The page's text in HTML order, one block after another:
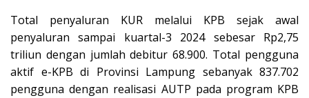
Total penyaluran KUR melalui KPB sejak awal
penyaluran sampai kuartal-3 2024 sebesar Rp2,75
triliun dengan jumlah debitur 68.900. Total pengguna
aktif e-KPB di Provinsi Lampung sebanyak 837.702
pengguna dengan realisasi AUTP pada program KPB